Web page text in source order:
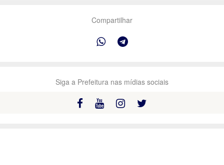
Compartilhar
Siga a Prefeitura nas mídias sociais